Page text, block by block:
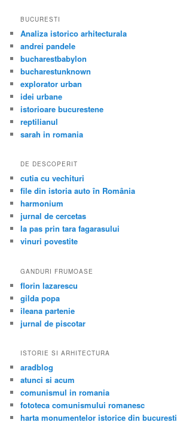
BUCURESTI
Analiza istorico arhitecturala
andrei pandele
bucharestbabylon
bucharestunknown
explorator urban
idei urbane
istorioare bucurestene
reptilianul
sarah in romania
DE DESCOPERIT
cutia cu vechituri
file din istoria auto în România
harmonium
jurnal de cercetas
la pas prin tara fagarasului
vinuri povestite
GANDURI FRUMOASE
florin lazarescu
gilda popa
ileana partenie
jurnal de piscotar
ISTORIE SI ARHITECTURA
aradblog
atunci si acum
comunismul in romania
fototeca comunismului romanesc
harta monumentelor istorice din bucuresti